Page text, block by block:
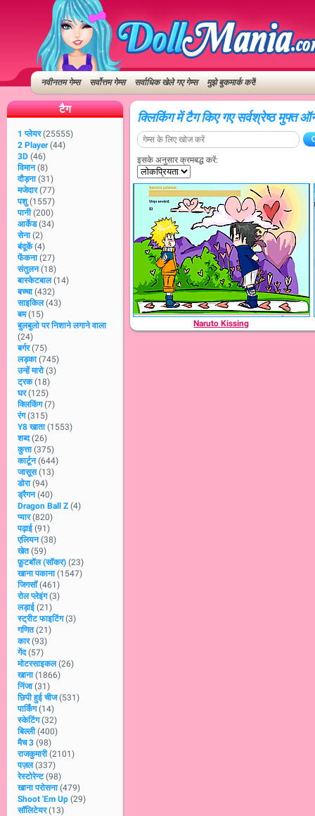
नवीनतम गेम्स सर्वोत्तम गेम्स सर्वाधिक खेले गए गेम्स मुझे बुकमार्क करें!
टैग
1 प्लेयर (25555)
2 Player (44)
3D (46)
विमान (8)
दौड़ना (31)
मजेदार (77)
पशु (1557)
पानी (200)
आर्केड (34)
सेना (2)
बंदूकें (4)
फेंकना (27)
संतुलन (18)
बास्केटबाल (14)
बच्चा (432)
साइकिल (43)
बम (15)
बुलबुलो पर निशाने लगाने वाला
(24)
बर्गर (75)
लड़का (745)
उन्हें मारो (3)
ट्रक (18)
घर (125)
क्लिकिंग (7)
रंग (315)
Y8 खाता (1553)
शब्द (26)
कुत्ता (375)
कार्टून (644)
जासूस (13)
डोरा (94)
ड्रैगन (40)
Dragon Ball Z (4)
प्यार (820)
पढ़ाई (91)
एलियन (38)
खेत (59)
फ़ुटबॉल (सॉकर) (23)
खाना पकाना (1547)
जिगसॉ (461)
रोल प्लेइंग (3)
लड़ाई (21)
स्ट्रीट फाइटिंग (3)
गणित (21)
कार (93)
गेंद (57)
मोटरसाइकल (26)
खाना (1866)
निंजा (31)
छिपी हुई चीज (531)
पार्किंग (14)
स्केटिंग (32)
बिल्ली (400)
मैच 3 (98)
राजकुमारी (2101)
पज़ल (337)
रेस्टोरेन्ट (98)
खाना परोसना (479)
Shoot 'Em Up (29)
सॉलिटेयर (13)
क्लिकिंग में टैग किए गए सर्वश्रेष्ठ मुफ्त
इसके अनुसार क्रमबद्ध करें:
Naruto Kissing